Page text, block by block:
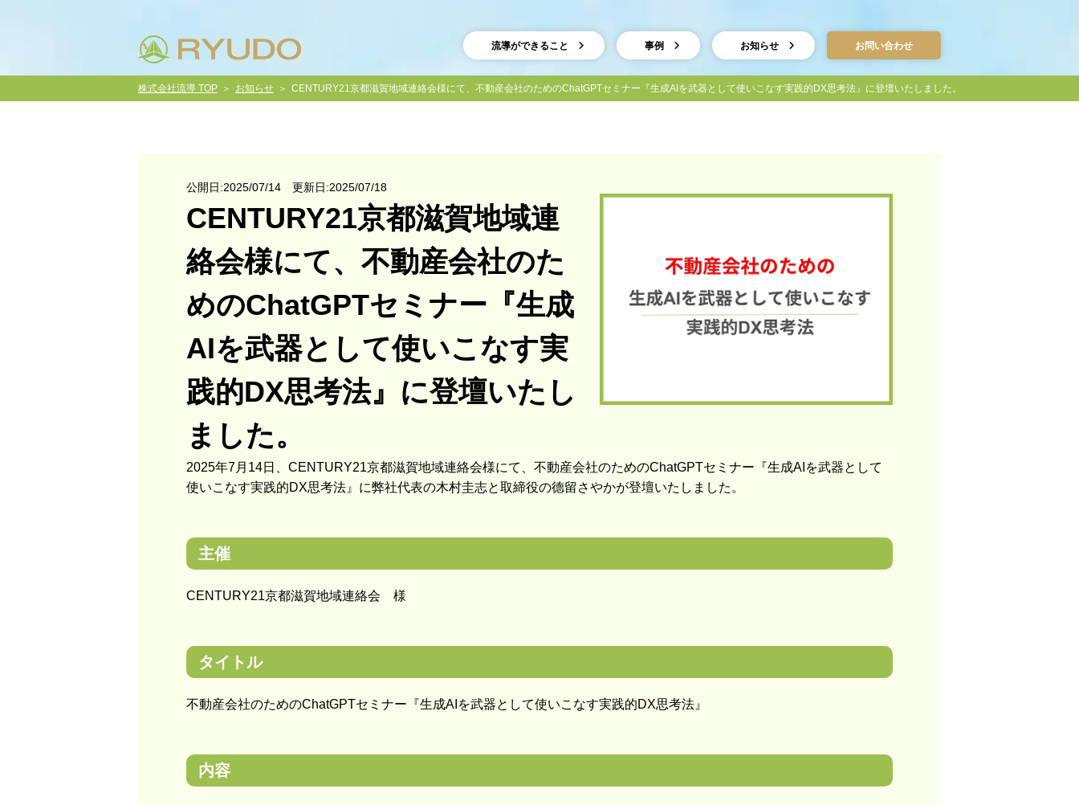
流導ができること 事例 お知らせ お問い合わせ
株式会社流導 TOP お知らせ CENTURY21京都滋賀地域連絡会様にて、不動産会社のためのChatGPTセミナー『生成AIを武器として使いこなす実践的DX思考法』に登壇いたしました。
公開日:2025/07/14 更新日:2025/07/18
CENTURY21京都滋賀地域連
絡会様にて、不動産会社のた
めのChatGPTセミナー『生成
AIを武器として使いこなす実
践的DX思考法』に登壇いたし
ました。
2025年7月14日、CENTURY21京都滋賀地域連絡会様にて、不動産会社のためのChatGPTセミナー『生成AIを武器として
使いこなす実践的DX思考法』に弊社代表の木村圭志と取締役の德留さやかが登壇いたしました。
主催
CENTURY21京都滋賀地域連絡会 様
タイトル
不動産会社のためのChatGPTセミナー『生成AIを武器として使いこなす実践的DX思考法』
内容